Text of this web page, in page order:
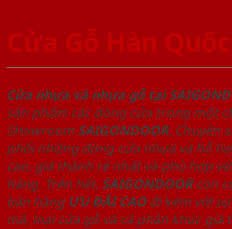
Cửa Gỗ Hàn
Cửa nhựa và nhựa gỗ tại
sản phẩm các dòng cửa trong một
Showroom SAIGONDOOR. Chuyên
phối những dòng cửa nhựa và hỗ
cao, giá thành rẻ nhất và phù hợp
hàng. Trên hết, SAIGONDOORcòn
bán hàng ƯU ĐÃI CAOđi kèm với
mã, loại cửa gỗ và cả phân khúc giá